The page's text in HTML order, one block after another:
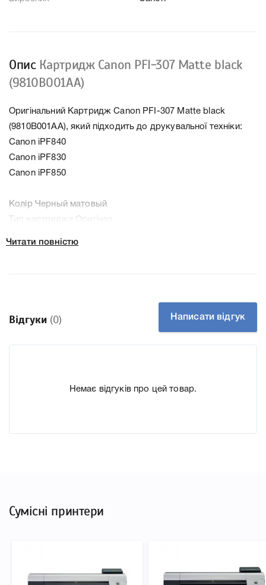
Опис Картридж Canon PFI-307 Matte black
(9810B001AA)
Оригінальний Картридж Canon PFI-307 Matte black
(9810B001AA), який підходить до друкувальної техніки:
Canon iPF840
Canon iPF830
Canon iPF850
Колір Черный матовый
Тип картриджа Оригінал
До Картридж Canon PFI-307 Matte black (9810B001AA) ми
підготували докладні характеристики, список
Вам легко підтвердити правильність вибору.
Читати повністю
Відгуки (0) Написати відгук
Немає відгуків про цей товар.
Сумісні принтери